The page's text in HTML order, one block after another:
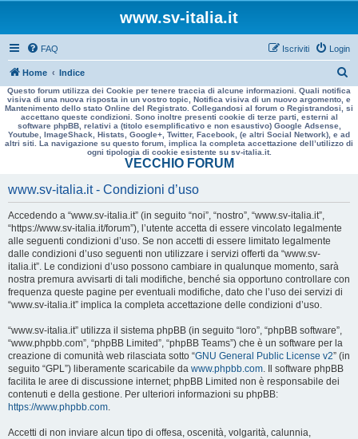
www.sv-italia.it
FAQ Login
Iscriviti
Home Indice
e
r
a
Questo forum utilizza dei Cookie per tenere traccia di alcune informazioni. Quali notifica
visiva di una nuova risposta in un vostro topic, Notifica visiva di un nuovo argomento, e
Mantenimento dello stato Online del Registrato. Collegandosi al forum o Registrandosi, si
accettano queste condizioni. Sono inoltre presenti cookie di terze parti, esterni al
software phpBB, relativi a (titolo esemplificativo e non esaustivo) Google Adsense,
Youtube, ImageShack, Histats, Google+, Twitter, Facebook, (e altri Social Network), e ad
altri siti. La navigazione su questo forum, implica la completa accettazione dell’utilizzo di
ogni tipologia di cookie esistente su sv-italia.it.
VECCHIO FORUM
www.sv-italia.it - Condizioni d’uso
Accedendo a “www.sv-italia.it” (in seguito “noi”, “nostro”, “www.sv-italia.it”,
“https://www.sv-italia.it/forum”), l’utente accetta di essere vincolato legalmente
alle seguenti condizioni d’uso. Se non accetti di essere limitato legalmente
dalle condizioni d’uso seguenti non utilizzare i servizi offerti da “www.sv-
italia.it”. Le condizioni d’uso possono cambiare in qualunque momento, sarà
nostra premura avvisarti di tali modifiche, benché sia opportuno controllare con
frequenza queste pagine per eventuali modifiche, dato che l’uso dei servizi di
“www.sv-italia.it” implica la completa accettazione delle condizioni d’uso.
“www.sv-italia.it” utilizza il sistema phpBB (in seguito “loro”, “phpBB software”,
“www.phpbb.com”, “phpBB Limited”, “phpBB Teams”) che è un software per la
creazione di comunità web rilasciata sotto “GNU General Public License v2” (in
seguito “GPL”) liberamente scaricabile da www.phpbb.com. Il software phpBB
facilita le aree di discussione internet; phpBB Limited non è responsabile dei
contenuti e della gestione. Per ulteriori informazioni su phpBB:
https://www.phpbb.com.
Accetti di non inviare alcun tipo di offesa, oscenità, volgarità, calunnia,